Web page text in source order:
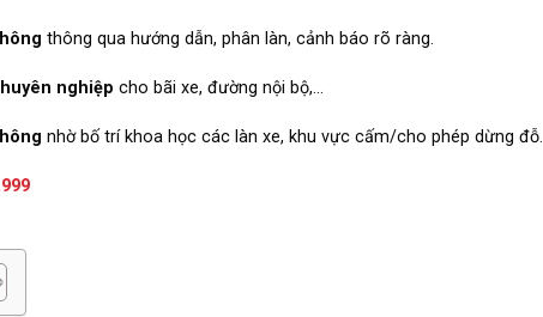
thông qua hướng dẫn, phân làn, cảnh báo rõ ràng.
nghiệp cho bãi xe, đường nội bộ,…
nhờ bố trí khoa học các làn xe, khu vực cấm/cho phép dừng đỗ.